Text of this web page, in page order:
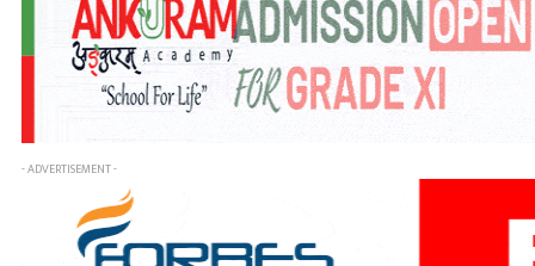
- ADVERTISEMENT -